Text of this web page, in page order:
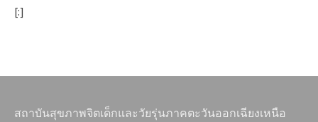
[:]
สถาบันสุขภาพจิตเด็กและวัยรุ่นภาคตะวันออกเฉียงเหนือ